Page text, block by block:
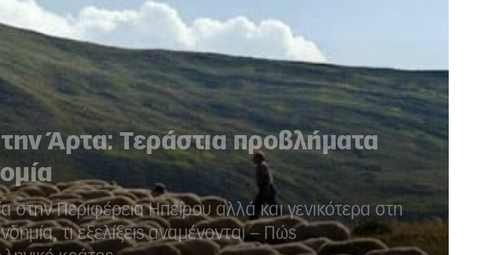
Άρτα: Τεράστια προβλήματα
στην Περιφέρεια Ηπείρου αλλά και γενικότερα στη
τι εξελίξεις αναμένονται – Πώς